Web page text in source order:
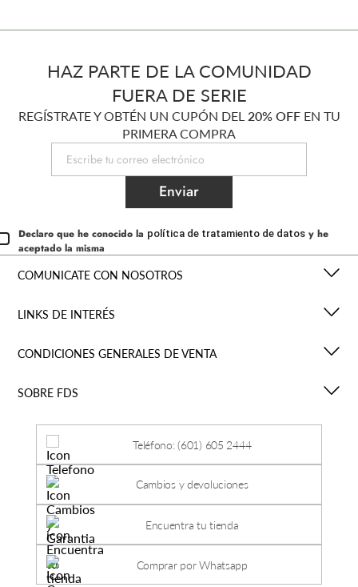
HAZ PARTE DE LA COMUNIDAD
FUERA DE SERIE
REGÍSTRATE Y OBTÉN UN CUPÓN DEL 20% OFFEN TU
PRIMERA COMPRA
Enviar
Declaro que he conocido la política de tratamiento de datos y he
aceptado la misma
COMUNICATE CON NOSOTROS
LINKS DE INTERÉS
CONDICIONES GENERALES DE VENTA
SOBRE FDS
Teléfono: (601) 605 2444
Cambios y devoluciones
Encuentra tu tienda
Comprar por Whatsapp